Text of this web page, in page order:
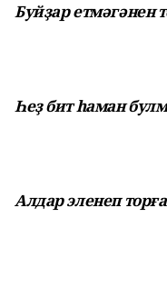
Буйҙар етмәгәнен
Һеҙ бит һаман
Алдар эленеп